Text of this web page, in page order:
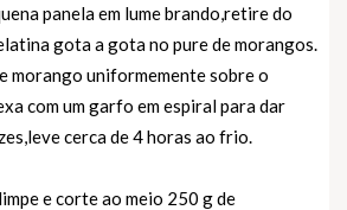
panela em lume brando,retire do
gota a gota no pure de morangos.
morango uniformemente sobre o
com um garfo em espiral para dar
cerca de 4 horas ao frio.
e corte ao meio 250 g de